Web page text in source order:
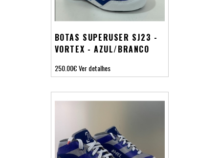
BOTAS SUPERUSER SJ23 -
VORTEX - AZUL/BRANCO
250.00€Ver detalhes